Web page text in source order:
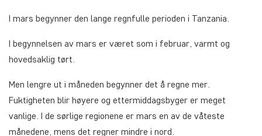
I mars begynner den lange regnfulle perioden i Tanzania.
I begynnelsen av mars er været som i februar, varmt og
hovedsaklig tørt.
Men lengre ut i måneden begynner det å regne mer.
Fuktigheten blir høyere og ettermiddagsbyger er meget
vanlige. I de sørlige regionene er mars en av de våteste
månedene, mens det regner mindre i nord.